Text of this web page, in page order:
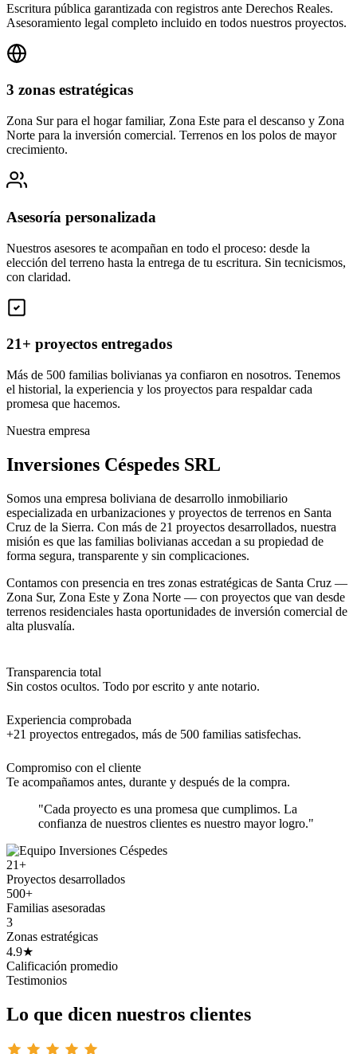
Escritura pública garantizada con registros ante Derechos Reales.
Asesoramiento legal completo incluido en todos nuestros proyectos.
3 zonas estratégicas
Zona Sur para el hogar familiar, Zona Este para el descanso y Zona
Norte para la inversión comercial. Terrenos en los polos de mayor
crecimiento.
Asesoría personalizada
Nuestros asesores te acompañan en todo el proceso: desde la
elección del terreno hasta la entrega de tu escritura. Sin tecnicismos,
con claridad.
21+ proyectos entregados
Más de 500 familias bolivianas ya confiaron en nosotros. Tenemos
el historial, la experiencia y los proyectos para respaldar cada
promesa que hacemos.
Nuestra empresa
Inversiones Céspedes SRL
Somos una empresa boliviana de desarrollo inmobiliario
especializada en urbanizaciones y proyectos de terrenos en Santa
Cruz de la Sierra. Con más de 21 proyectos desarrollados, nuestra
misión es que las familias bolivianas accedan a su propiedad de
forma segura, transparente y sin complicaciones.
Contamos con presencia en tres zonas estratégicas de Santa Cruz —
Zona Sur, Zona Este y Zona Norte — con proyectos que van desde
terrenos residenciales hasta oportunidades de inversión comercial de
alta plusvalía.
Transparencia total
Sin costos ocultos. Todo por escrito y ante notario.
Experiencia comprobada
+21 proyectos entregados, más de 500 familias satisfechas.
Compromiso con el cliente
Te acompañamos antes, durante y después de la compra.
"Cada proyecto es una promesa que cumplimos. La
confianza de nuestros clientes es nuestro mayor logro."
21+
Proyectos desarrollados
500+
Familias asesoradas
3
Zonas estratégicas
4.9★
Calificación promedio
Testimonios
Lo que dicen nuestros clientes